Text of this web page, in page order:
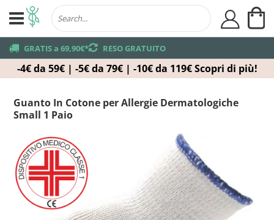
-4€ da 59€ | -5€ da 79€ | -10€ da 119€ Scopri di più!
truck GRATIS a 69,90€*returns RESO GRATUITO
user
Guanto In Cotone per Allergie Dermatologiche
Small 1 Paio